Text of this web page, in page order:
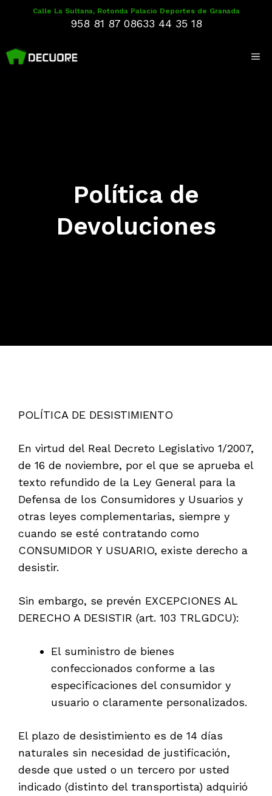
Calle La Sultana, Rotonda Palacio Deportes de Granada
958 81 87 08633 44 35 18
Política de
Devoluciones
POLÍTICA DE DESISTIMIENTO
En virtud del Real Decreto Legislativo 1/2007,
de 16 de noviembre, por el que se aprueba el
texto refundido de la Ley General para la
Defensa de los Consumidores y Usuarios y
otras leyes complementarias, siempre y
cuando se esté contratando como
CONSUMIDOR Y USUARIO, existe derecho a
desistir.
Sin embargo, se prevén EXCEPCIONES AL
DERECHO A DESISTIR (art. 103 TRLGDCU):
El suministro de bienes
confeccionados conforme a las
especificaciones del consumidor y
usuario o claramente personalizados.
El plazo de desistimiento es de 14 días
naturales sin necesidad de justificación,
desde que usted o un tercero por usted
indicado (distinto del transportista) adquirió